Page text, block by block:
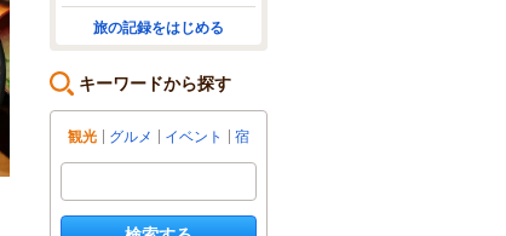
旅の記録をはじめる
キーワードから探す
観光 グルメ イベント 宿